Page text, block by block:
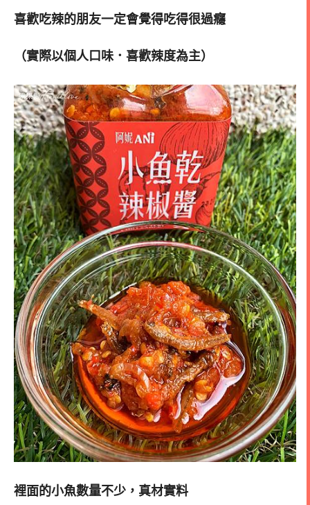
喜歡吃辣的朋友一定會覺得吃得很過癮
（實際以個人口味．喜歡辣度為主）
裡面的小魚數量不少，真材實料